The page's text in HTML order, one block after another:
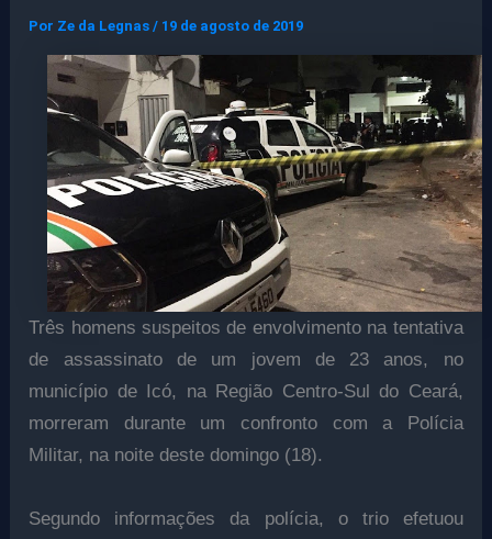
Por Ze da Legnas/ 19 de agosto de 2019
Três homens suspeitos de envolvimento na tentativa
de assassinato de um jovem de 23 anos, no
município de Icó, na Região Centro-Sul do Ceará,
morreram durante um confronto com a Polícia
Militar, na noite deste domingo (18).
Segundo informações da polícia, o trio efetuou